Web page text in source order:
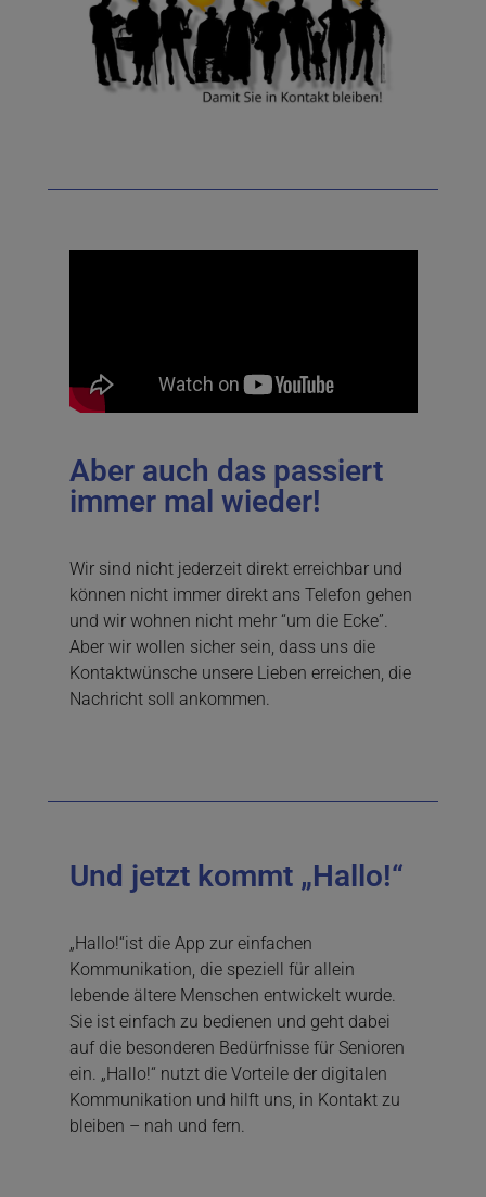
Aber auch das passiert
immer mal wieder!
Wir sind nicht jederzeit direkt erreichbar und
können nicht immer direkt ans Telefon gehen
und wir wohnen nicht mehr “um die Ecke”.
Aber wir wollen sicher sein, dass uns die
Kontaktwünsche unsere Lieben erreichen, die
Nachricht soll ankommen.
Und jetzt kommt „Hallo!“
„Hallo!“ist die App zur einfachen
Kommunikation, die speziell für allein
lebende ältere Menschen entwickelt wurde.
Sie ist einfach zu bedienen und geht dabei
auf die besonderen Bedürfnisse für Senioren
ein. „Hallo!“ nutzt die Vorteile der digitalen
Kommunikation und hilft uns, in Kontakt zu
bleiben – nah und fern.